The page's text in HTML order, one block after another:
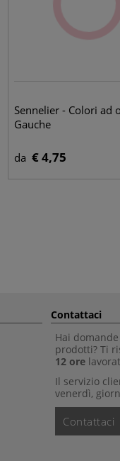
Sennelier - Colori ad
Gauche
da € 4,75
Contattaci
Hai
prodotti? Ti
12 ore
Il servizio
venerdì,
Contattaci